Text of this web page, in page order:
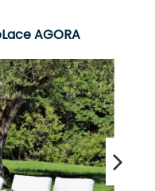
AGORA